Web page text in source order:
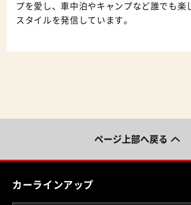
プを愛し、車中泊やキャンプなど誰でも楽
スタイルを発信しています。
ページ上部へ戻る
カーラインアップ